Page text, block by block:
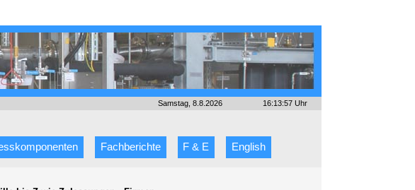
Samstag, 8.8.2026 16:13:57 Uhr
Fachberichte F & E English